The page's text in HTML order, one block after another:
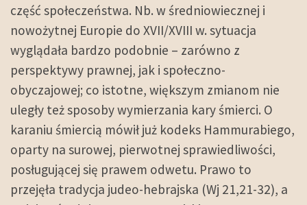
część społeczeństwa. Nb. w średniowiecznej i
nowożytnej Europie do XVII/XVIII w. sytuacja
wyglądała bardzo podobnie – zarówno z
perspektywy prawnej, jak i społeczno-
obyczajowej; co istotne, większym zmianom nie
uległy też sposoby wymierzania kary śmierci. O
karaniu śmiercią mówił już kodeks Hammurabiego,
oparty na surowej, pierwotnej sprawiedliwości,
posługującej się prawem odwetu. Prawo to
przejęła tradycja judeo-hebrajska (Wj 21,21-32), a